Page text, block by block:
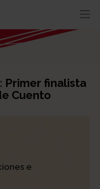
Primer finalista
Cuento
e